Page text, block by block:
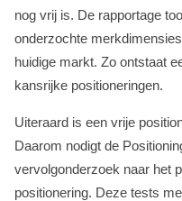
nog vrij is. De rapportage
onderzochte
huidige markt. Zo ontstaat
kansrijke positioneringen.
Uiteraard is een vrije
Daarom nodigt de
vervolgonderzoek naar het
positionering. Deze tests